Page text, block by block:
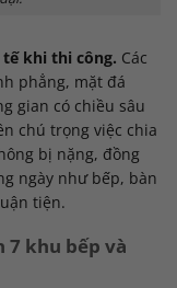
khi thi công. Các
phẳng, mặt đá
gian có chiều sâu
chú trọng việc chia
bị nặng, đồng
ngày như bếp, bàn
tiện.
7 khu bếp và